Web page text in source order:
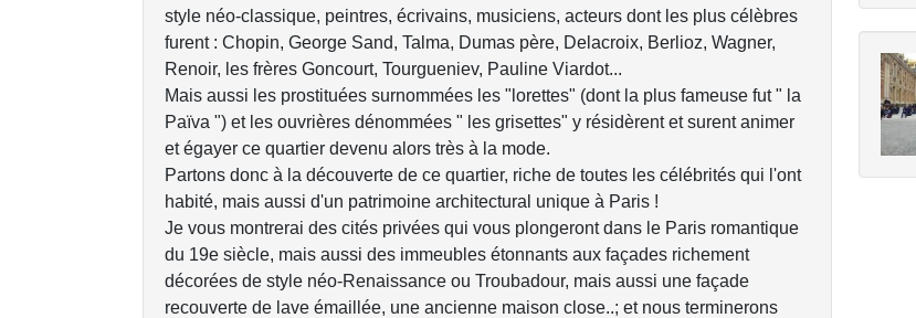
style néo-classique, peintres, écrivains, musiciens, acteurs dont les plus célèbres
furent : Chopin, George Sand, Talma, Dumas père, Delacroix, Berlioz, Wagner,
Renoir, les frères Goncourt, Tourgueniev, Pauline Viardot...
Mais aussi les prostituées surnommées les "lorettes" (dont la plus fameuse fut " la
Païva ") et les ouvrières dénommées " les grisettes" y résidèrent et surent animer
et égayer ce quartier devenu alors très à la mode.
Partons donc à la découverte de ce quartier, riche de toutes les célébrités qui l'ont
habité, mais aussi d'un patrimoine architectural unique à Paris !
Je vous montrerai des cités privées qui vous plongeront dans le Paris romantique
du 19e siècle, mais aussi des immeubles étonnants aux façades richement
décorées de style néo-Renaissance ou Troubadour, mais aussi une façade
recouverte de lave émaillée, une ancienne maison close..; et nous terminerons